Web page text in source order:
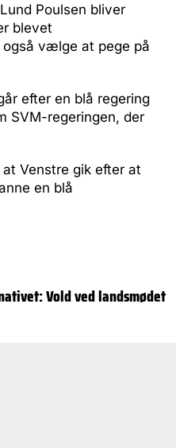
Poulsen bliver
blevet
også vælge at pege på
efter en blå regering
SVM-regeringen, der
Venstre gik efter at
en blå
Vold ved landsmødet